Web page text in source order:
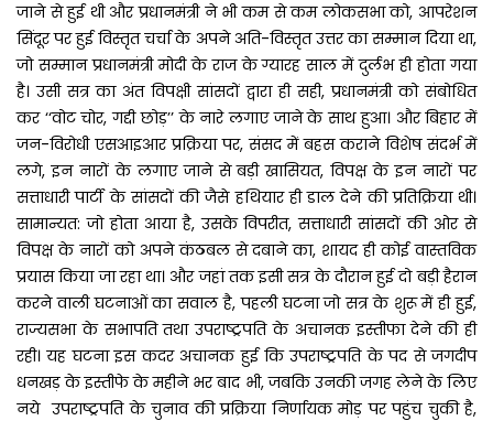
जाने से हुई थी और प्रधानमंत्री ने भी कम से कम लोकसभा को, आपरेशन
सिंदूर पर हुई विस्तृत चर्चा के अपने अति-विस्तृत उत्तर का सम्मान दिया था,
जो सम्मान प्रधानमंत्री मोदी के राज के ग्यारह साल में दुर्लभ ही होता गया
है। उसी सत्र का अंत विपक्षी सांसदों द्वारा ही सही, प्रधानमंत्री को संबोधित
कर ‘‘वोट चोर, गद्दी छोड़’’ के नारे लगाए जाने के साथ हुआ। और बिहार में
जन-विरोधी एसआइआर प्रक्रिया पर, संसद में बहस कराने विशेष संदर्भ में
लगे, इन नारों के लगाए जाने से बड़ी खासियत, विपक्ष के इन नारों पर
सत्ताधारी पार्टी के सांसदों की जैसे हथियार ही डाल देने की प्रतिक्रिया थी।
सामान्यत: जो होता आया है, उसके विपरीत, सत्ताधारी सांसदों की ओर से
विपक्ष के नारों को अपने कंठबल से दबाने का, शायद ही कोई वास्तविक
प्रयास किया जा रहा था। और जहां तक इसी सत्र के दौरान हुई दो बड़ी हैरान
करने वाली घटनाओं का सवाल है, पहली घटना जो सत्र के शुरू में ही हुई,
राज्यसभा के सभापति तथा उपराष्ट्रपति के अचानक इस्तीफा देने की ही
रही। यह घटना इस कदर अचानक हुई कि उपराष्ट्रपति के पद से जगदीप
धनखड़ के इस्तीफे के महीने भर बाद भी, जबकि उनकी जगह लेने के लिए
नये उपराष्ट्रपति के चुनाव की प्रक्रिया निर्णायक मोड़ पर पहुंच चुकी है,